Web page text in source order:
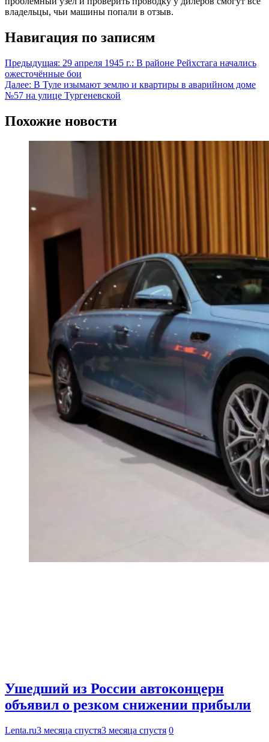
владельцы, чьи машины попали в отзыв.
Навигация по записям
Предыдущая: 29 апреля 1945 г.: В районе Рейхстага начались
ожесточённые бои
Далее: В Туле изымают землю и квартиры в аварийном доме
№57 на улице Тургеневской
Похожие новости
Ушедший из России автоконцерн
объявил о резком снижении прибыли
Lenta.ru3 месяца спустя3 месяца спустя 0